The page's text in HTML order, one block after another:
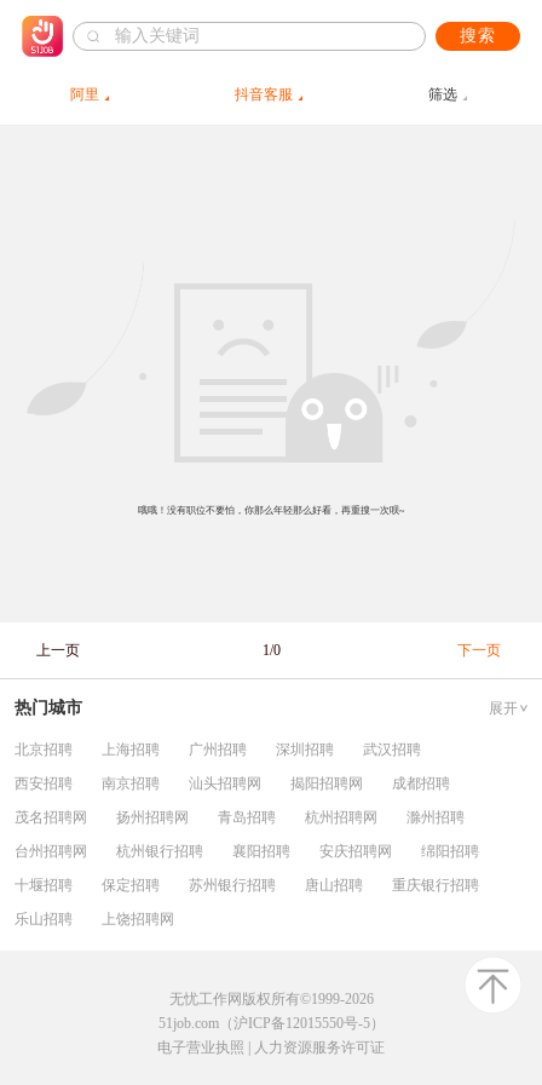
搜索
阿里 抖音客服 筛选
哦哦！没有职位不要怕，你那么年轻那么好看，再重搜一次呗~
上一页 1/0 下一页
热门城市 展开
北京招聘 上海招聘 广州招聘 深圳招聘
武汉招聘
西安招聘
南京招聘 汕头招聘网 揭阳招聘网
成都招聘
茂名招聘网
扬州招聘网 青岛招聘 杭州招聘网
滁州招聘
台州招聘网
杭州银行招聘 襄阳招聘 安庆招聘网
绵阳招聘
十堰招聘
保定招聘 苏州银行招聘 唐山招聘
重庆银行招聘
乐山招聘
上饶招聘网
无忧工作网版权所有©1999-2026
51job.com（沪ICP备12015550号-5）
电子营业执照
人力资源服务许可证